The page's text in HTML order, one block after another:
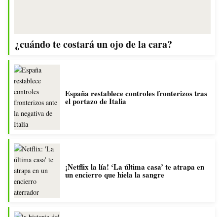
¿cuándo te costará un ojo de la cara?
España restablece controles fronterizos tras
el portazo de Italia
¡Netflix la lía! ‘La última casa’ te atrapa en
un encierro que hiela la sangre